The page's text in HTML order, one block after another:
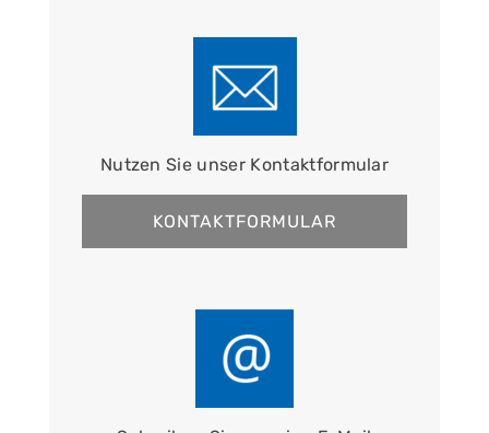
Nutzen Sie unser Kontaktformular
KONTAKTFORMULAR